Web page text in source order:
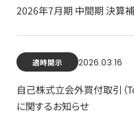
2026年7月期 中間期 決算
適時開示 2026.03.16
自己株式立会外買付取引（
に関するお知らせ